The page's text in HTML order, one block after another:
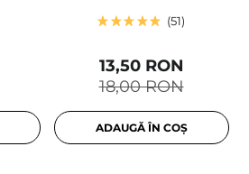
51
18,00 RON
13,50 RON
ADAUGĂ ÎN COȘ